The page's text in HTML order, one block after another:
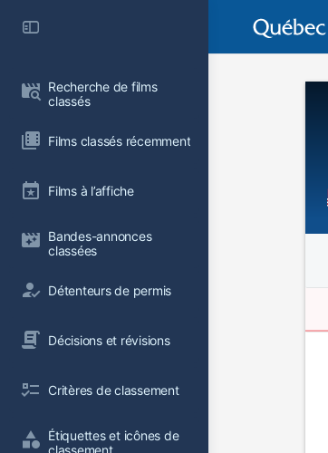
Recherche de films
classés
Films classés récemment
Films à l’affiche
Bandes-annonces
classées
Détenteurs de permis
Décisions et révisions
Critères de classement
Étiquettes et icônes de
classement